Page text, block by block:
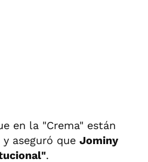
en la "Crema" están
aseguró que Jominy
.